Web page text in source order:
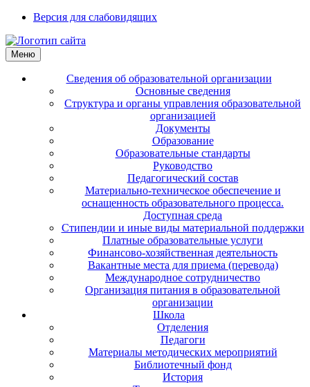
Версия для слабовидящих
Меню
Сведения об образовательной организации
Основные сведения
Структура и органы управления образовательной
организацией
Документы
Образование
Образовательные стандарты
Руководство
Педагогический состав
Материально-техническое обеспечение и
оснащенность образовательного процесса.
Доступная среда
Стипендии и иные виды материальной поддержки
Платные образовательные услуги
Финансово-хозяйственная деятельность
Вакантные места для приема (перевода)
Международное сотрудничество
Организация питания в образовательной
организации
Школа
Отделения
Педагоги
Материалы методических мероприятий
Библиотечный фонд
История